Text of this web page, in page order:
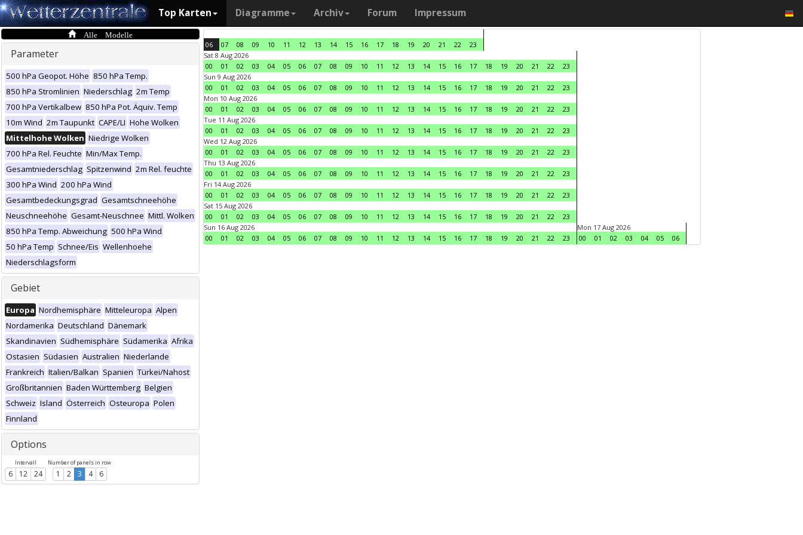
Top Karten Diagramme Archiv Forum Impressum
Alle Modelle
Parameter
500 hPa Geopot. Höhe 850 hPa Temp.
850 hPa Stromlinien Niederschlag 2m Temp
700 hPa Vertikalbew 850 hPa Pot. Äquiv. Temp
10m Wind 2m Taupunkt CAPE/LI Hohe Wolken
Mittelhohe Wolken Niedrige Wolken
700 hPa Rel. Feuchte Min/Max Temp.
Gesamtniederschlag Spitzenwind 2m Rel. feuchte
300 hPa Wind 200 hPa Wind
Gesamtbedeckungsgrad Gesamtschneehöhe
Neuschneehöhe Gesamt-Neuschnee Mittl. Wolken
850 hPa Temp. Abweichung 500 hPa Wind
50 hPa Temp Schnee/Eis Wellenhoehe
Niederschlagsform
Gebiet
Europa Nordhemisphäre Mitteleuropa Alpen
Nordamerika Deutschland Dänemark
Skandinavien Südhemisphäre Südamerika Afrika
Ostasien Südasien Australien Niederlande
Frankreich Italien/Balkan Spanien Türkei/Nahost
Großbritannien Baden Württemberg Belgien
Schweiz Island Österreich Osteuropa Polen
Finnland
Options
Intervall
6 12 24
Number of panels in row
1 2 3 4 6
06 07 08 09 10 11 12 13 14 15 16 17 18 19 20 21 22
23
Sat 8 Aug 2026
00
01 02 03 04 05 06 07 08 09 10 11 12 13 14 15 16 17 18 19 20 21 22
23
Sun 9 Aug 2026
00
01 02 03 04 05 06 07 08 09 10 11 12 13 14 15 16 17 18 19 20 21 22
23
Mon 10 Aug 2026
00
01 02 03 04 05 06 07 08 09 10 11 12 13 14 15 16 17 18 19 20 21 22
23
Tue 11 Aug 2026
00
01 02 03 04 05 06 07 08 09 10 11 12 13 14 15 16 17 18 19 20 21 22
23
Wed 12 Aug 2026
00
01 02 03 04 05 06 07 08 09 10 11 12 13 14 15 16 17 18 19 20 21 22
23
Thu 13 Aug 2026
00
01 02 03 04 05 06 07 08 09 10 11 12 13 14 15 16 17 18 19 20 21 22
23
Fri 14 Aug 2026
00
01 02 03 04 05 06 07 08 09 10 11 12 13 14 15 16 17 18 19 20 21 22
23
Sat 15 Aug 2026
00
01 02 03 04 05 06 07 08 09 10 11 12 13 14 15 16 17 18 19 20 21 22
23
Sun 16 Aug 2026
00
01 02 03 04 05 06 07 08 09 10 11 12 13 14 15 16 17 18 19 20 21 22 23
Mon 17 Aug 2026
00
01 02 03 04 05 06